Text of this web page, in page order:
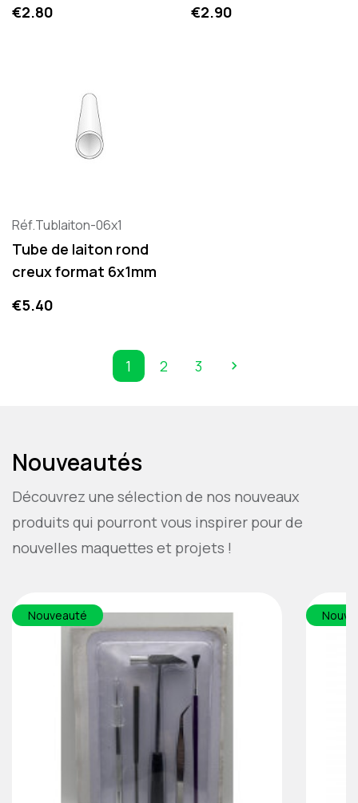
Price
€2.80 Price
€2.90
Réf.Tublaiton-06x1
Tube de laiton rond
creux format 6x1mm
Price
€5.40
1 2 3 
Nouveautés
Découvrez une sélection de nos nouveaux
produits qui pourront vous inspirer pour de
nouvelles maquettes et projets !
Nouveauté